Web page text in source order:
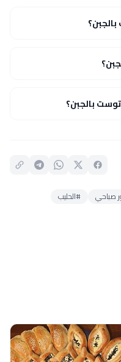
بالجبن؟
صباحي
#الحليب